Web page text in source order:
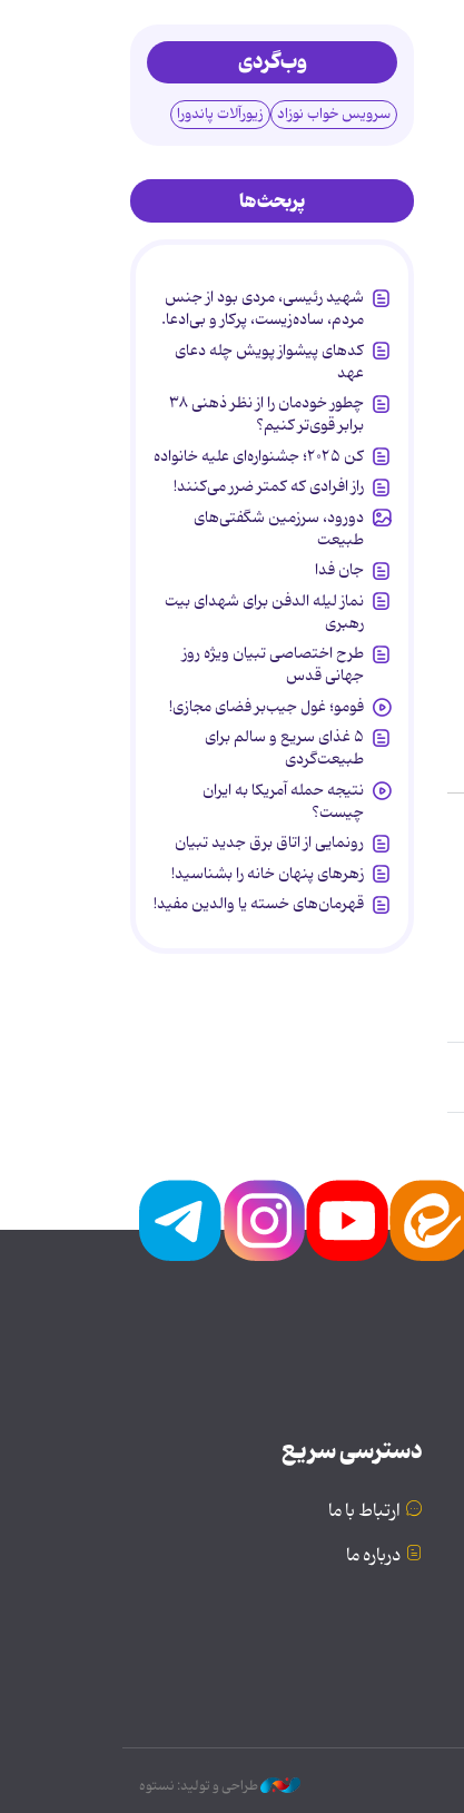
وب‌گردی
سرویس خواب نوزاد زیورآلات پاندورا
پربحث‌ها
شهید رئیسی، مردی بود از جنس
مردم، ساده‌زیست، پرکار و بی‌ادعا.
کدهای پیشواز پویش چله دعای
عهد
چطور خودمان را از نظر ذهنی ۳۸
برابر قوی‌تر کنیم؟
کن ۲۰۲۵؛ جشنواره‌ای علیه خانواده
راز افرادی که کمتر ضرر می‌کنند!
دورود، سرزمین شگفتی‌های
طبیعت
جان فدا
نماز لیله الدفن برای شهدای بیت
رهبری
طرح اختصاصی تبیان ویژه روز
جهانی قدس
فومو؛ غول جیب‌بر فضای مجازی!
۵ غذای سریع و سالم برای
طبیعت‌گردی
نتیجه حمله آمریکا به ایران
چیست؟
رونمایی از اتاق برق جدید تبیان
زهرهای پنهان خانه را بشناسید!
قهرمان‌های خسته یا والدین مفید!
دسترسی سریع
ارتباط با ما
درباره ما
طراحی و تولید: نستوه